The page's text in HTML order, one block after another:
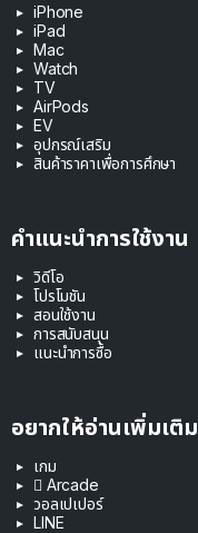
iPhone
iPad
Mac
Watch
TV
AirPods
EV
อุปกรณ์เสริม
สินค้าราคาเพื่อการศึกษา
คำแนะนำการใช้งาน
วิดีโอ
โปรโมชัน
สอนใช้งาน
การสนับสนุน
แนะนำการซื้อ
อยากให้อ่านเพิ่มเติม
เกม
 Arcade
วอลเปเปอร์
LINE